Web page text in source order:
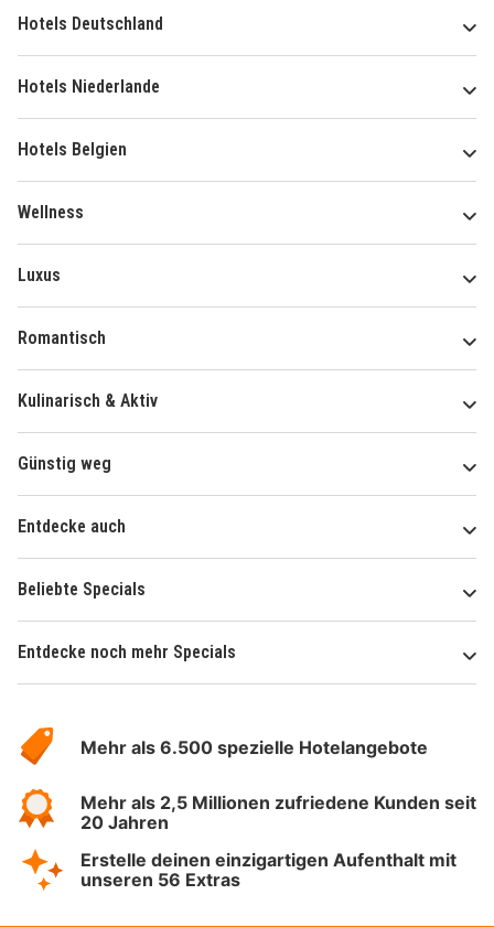
Hotels Deutschland
Hotels Niederlande
Hotels Belgien
Wellness
Luxus
Romantisch
Kulinarisch & Aktiv
Günstig weg
Entdecke auch
Beliebte Specials
Entdecke noch mehr Specials
Hotelspecials
Mehr als 6.500 spezielle Hotelangebote
Mehr als 2,5 Millionen zufriedene Kunden seit
20 Jahren
Erstelle deinen einzigartigen Aufenthalt mit
unseren 56 Extras